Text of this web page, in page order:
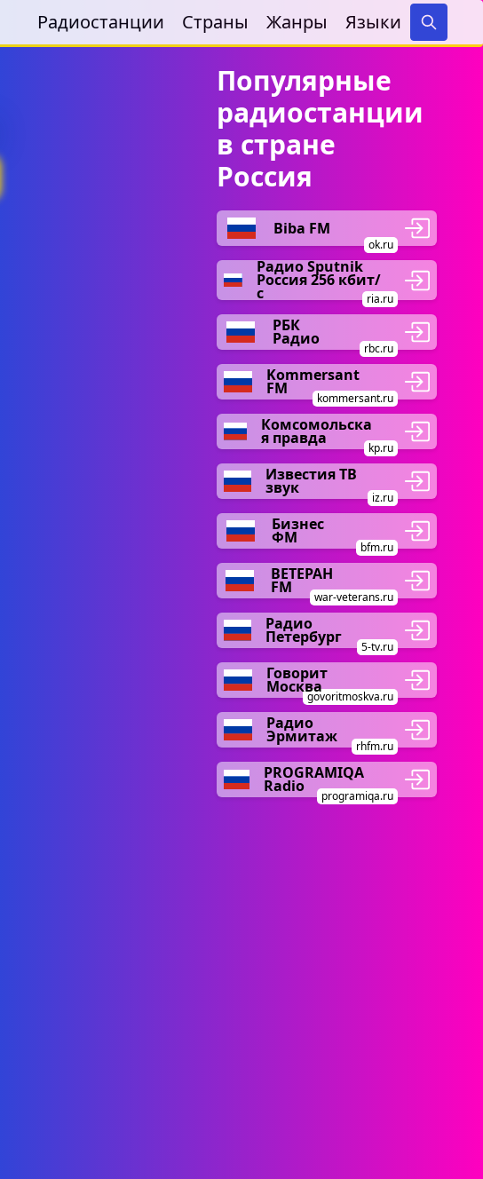
Радиостанции Страны Жанры Языки
Search
Популярные
радиостанции
в стране
Россия
Biba FM
ok.ru
Радио Sputnik
Россия 256 кбит/
с ria.ru
РБК
Радио
rbc.ru
Kommersant
FM
kommersant.ru
Комсомольска
я правда
kp.ru
Известия ТВ
звук
iz.ru
Бизнес
ФМ
bfm.ru
ВЕТЕРАН
FM
war-veterans.ru
Радио
Петербург
5-tv.ru
Говорит
Москва
govoritmoskva.ru
Радио
Эрмитаж
rhfm.ru
PROGRAMIQA
Radio
programiqa.ru